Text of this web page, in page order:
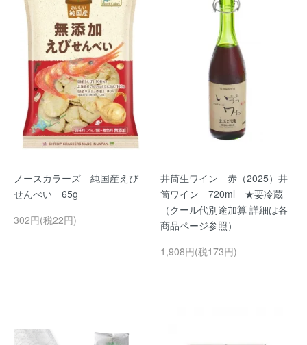
ノースカラーズ 純国産えび
せんべい 65g
302円(税22円)
井筒生ワイン 赤（2025）井
筒ワイン 720ml ★要冷蔵
（クール代別途加算 詳細は各
商品ページ参照）
1,908円(税173円)